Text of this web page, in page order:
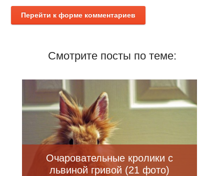
Перейти к форме комментариев
Смотрите посты по теме:
Очаровательные кролики с
львиной гривой (21 фото)